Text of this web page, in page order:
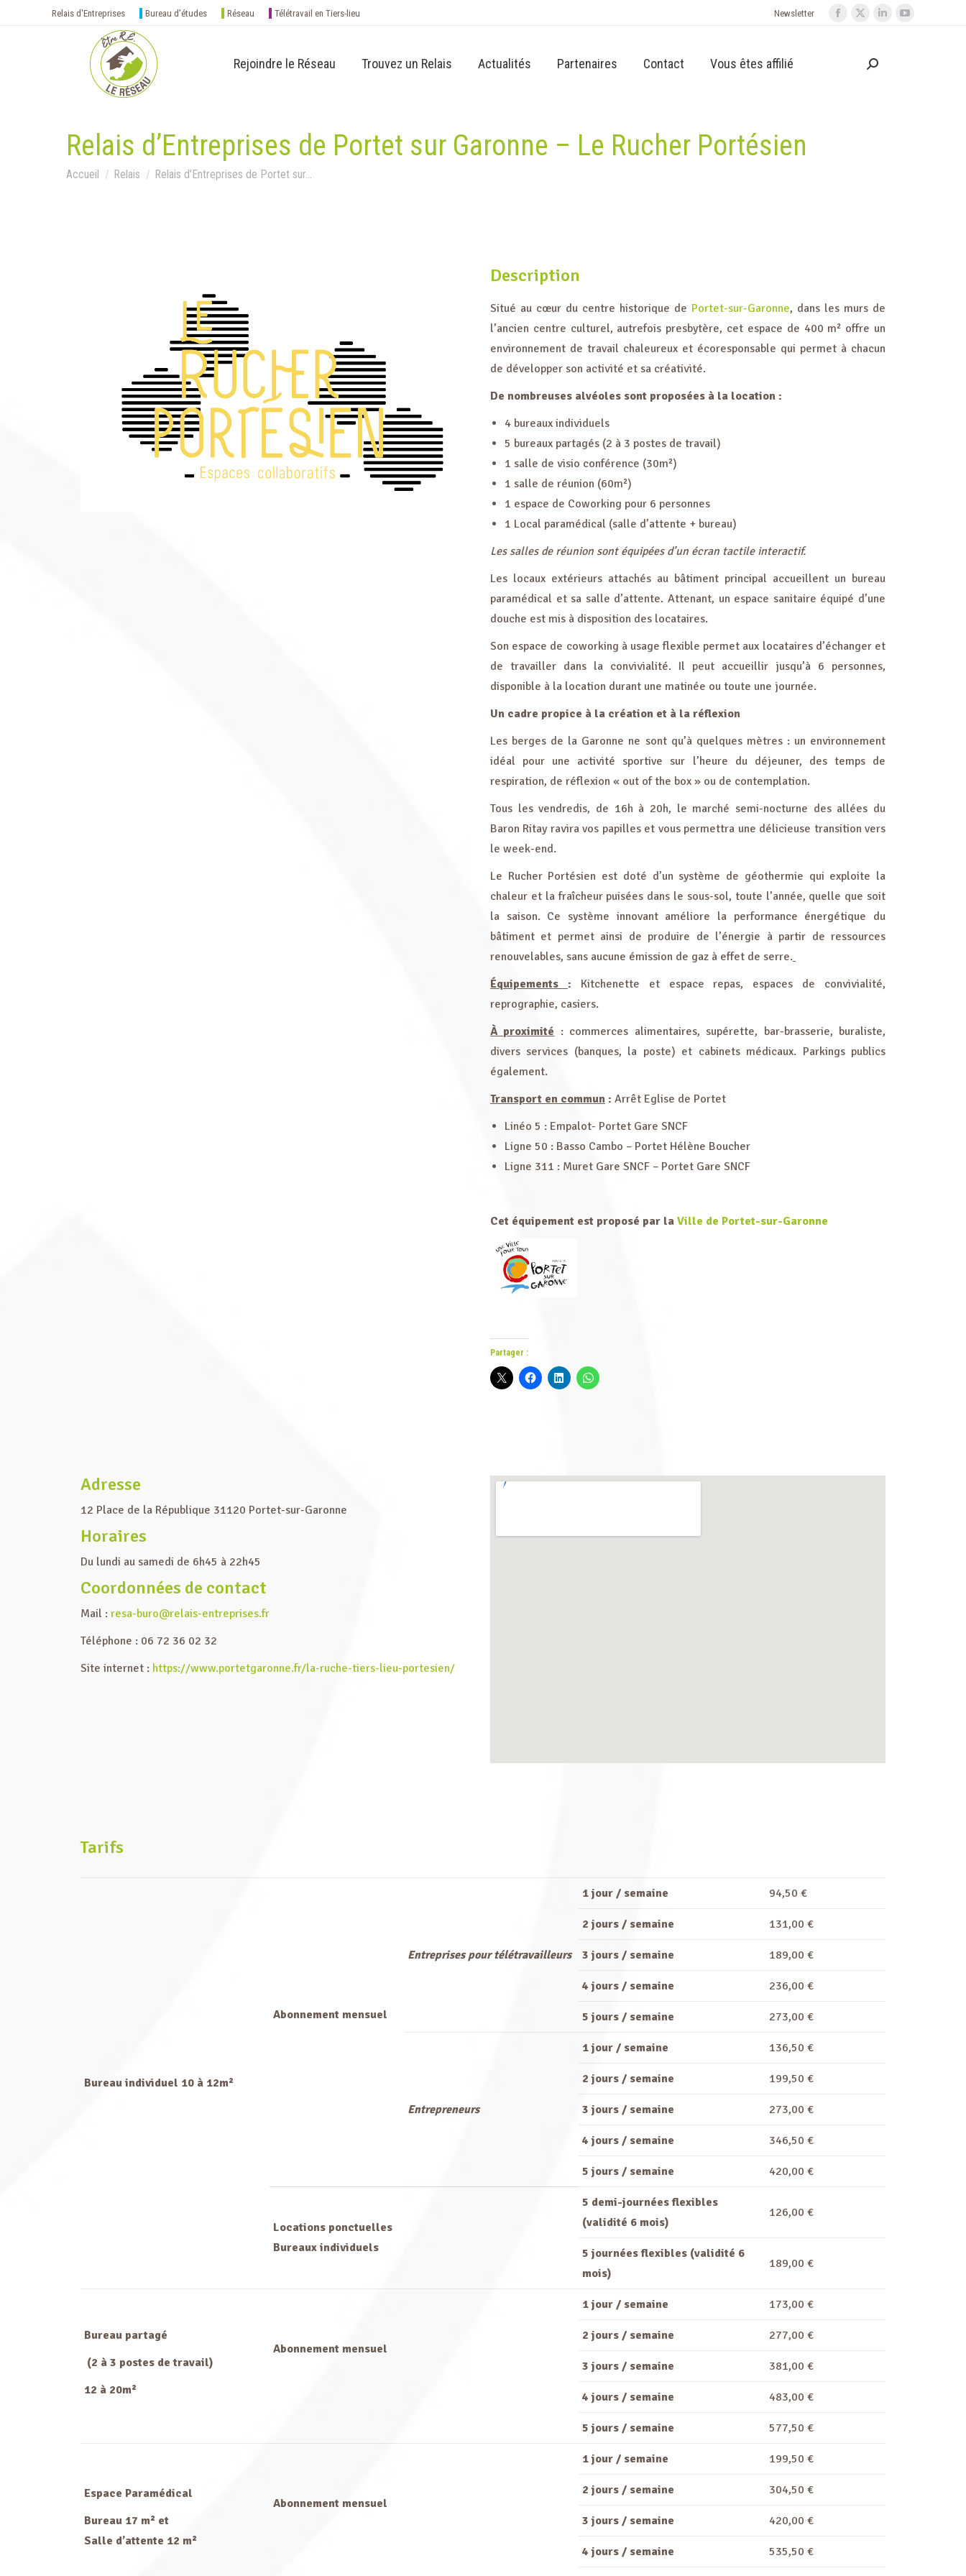
Relais d'Entreprises Bureau d’études Réseau Télétravail en Tiers-lieu Newsletter
Rejoindre le Réseau Trouvez un Relais Actualités Partenaires Contact Vous êtes affilié
Relais d’Entreprises de Portet sur Garonne – Le Rucher Portésien
Vous êtes ici :
Accueil Relais Relais d’Entreprises de Portet sur…
Description
Situé au cœur du centre historique de Portet-sur-Garonne, dans les murs de
l’ancien centre culturel, autrefois presbytère, cet espace de 400 m² offre un
environnement de travail chaleureux et écoresponsable qui permet à chacun
de développer son activité et sa créativité.
De nombreuses alvéoles sont proposées à la location :
4 bureaux individuels
5 bureaux partagés (2 à 3 postes de travail)
1 salle de visio conférence (30m²)
1 salle de réunion (60m²)
1 espace de Coworking pour 6 personnes
1 Local paramédical (salle d’attente + bureau)
Les salles de réunion sont équipées d’un écran tactile interactif.
Les locaux extérieurs attachés au bâtiment principal accueillent un bureau
paramédical et sa salle d’attente. Attenant, un espace sanitaire équipé d’une
douche est mis à disposition des locataires.
Son espace de coworking à usage flexible permet aux locataires d’échanger et
de travailler dans la convivialité. Il peut accueillir jusqu’à 6 personnes,
disponible à la location durant une matinée ou toute une journée.
Un cadre propice à la création et à la réflexion
Les berges de la Garonne ne sont qu’à quelques mètres : un environnement
idéal pour une activité sportive sur l’heure du déjeuner, des temps de
respiration, de réflexion « out of the box » ou de contemplation.
Tous les vendredis, de 16h à 20h, le marché semi-nocturne des allées du
Baron Ritay ravira vos papilles et vous permettra une délicieuse transition vers
le week-end.
Le Rucher Portésien est doté d’un système de géothermie qui exploite la
chaleur et la fraîcheur puisées dans le sous-sol, toute l’année, quelle que soit
la saison. Ce système innovant améliore la performance énergétique du
bâtiment et permet ainsi de produire de l’énergie à partir de ressources
renouvelables, sans aucune émission de gaz à effet de serre.
Équipements : Kitchenette et espace repas, espaces de convivialité,
reprographie, casiers.
À proximité : commerces alimentaires, supérette, bar-brasserie, buraliste,
divers services (banques, la poste) et cabinets médicaux. Parkings publics
également.
Transport en commun : Arrêt Eglise de Portet
Linéo 5 : Empalot- Portet Gare SNCF
Ligne 50 : Basso Cambo – Portet Hélène Boucher
Ligne 311 : Muret Gare SNCF – Portet Gare SNCF
Cet équipement est proposé par la Ville de Portet-sur-Garonne
Partager :
Adresse
12 Place de la République 31120 Portet-sur-Garonne
Horaires
Du lundi au samedi de 6h45 à 22h45
Coordonnées de contact
Mail : resa-buro@relais-entreprises.fr
Téléphone : 06 72 36 02 32
Site internet : https://www.portetgaronne.fr/la-ruche-tiers-lieu-portesien/
Tarifs
Bureau individuel 10 à 12m²
Abonnement mensuel
Entreprises pour télétravailleurs
1 jour / semaine 94,50 €
2 jours / semaine 131,00 €
3 jours / semaine 189,00 €
4 jours / semaine 236,00 €
5 jours / semaine 273,00 €
Entrepreneurs
1 jour / semaine 136,50 €
2 jours / semaine 199,50 €
3 jours / semaine 273,00 €
4 jours / semaine 346,50 €
5 jours / semaine 420,00 €
Locations ponctuelles
Bureaux individuels
5 demi-journées flexibles
(validité 6 mois)
126,00 €
5 journées flexibles (validité 6
mois)
189,00 €
Bureau partagé
(2 à 3 postes de travail)
12 à 20m²
Abonnement mensuel
1 jour / semaine 173,00 €
2 jours / semaine 277,00 €
3 jours / semaine 381,00 €
4 jours / semaine 483,00 €
5 jours / semaine 577,50 €
Espace Paramédical
Bureau 17 m² et
Salle d’attente 12 m²
Abonnement mensuel
1 jour / semaine 199,50 €
2 jours / semaine 304,50 €
3 jours / semaine 420,00 €
4 jours / semaine 535,50 €